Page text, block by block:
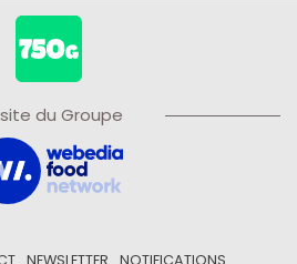
du Groupe
NEWSLETTER NOTIFICATIONS